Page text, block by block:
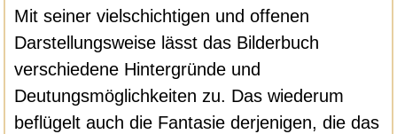
Mit seiner vielschichtigen und offenen
Darstellungsweise lässt das Bilderbuch
verschiedene Hintergründe und
Deutungsmöglichkeiten zu. Das wiederum
beflügelt auch die Fantasie derjenigen, die das